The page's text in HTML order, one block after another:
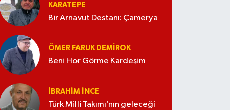
KARATEPE
Bir Arnavut Destanı: Çamerya
ÖMER FARUK DEMIROK
Beni Hor Görme Kardeşim
İBRAHIM İNCE
Türk Milli Takımı’nın geleceği